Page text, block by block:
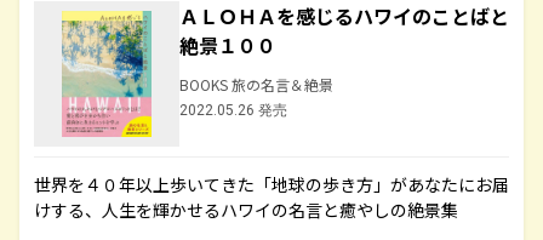
ＡＬＯＨＡを感じるハワイのことばと
絶景１００
BOOKS 旅の名言＆絶景
2022.05.26 発売
世界を４０年以上歩いてきた「地球の歩き方」があなたにお届
けする、人生を輝かせるハワイの名言と癒やしの絶景集